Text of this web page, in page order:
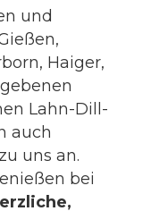
und
Haiger,
Lahn-Dill-
auch
uns an.
bei